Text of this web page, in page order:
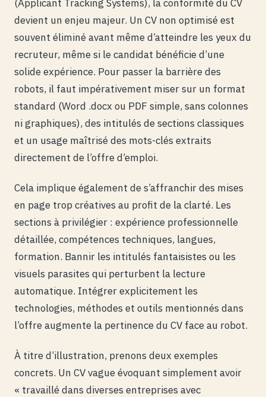
(Applicant Tracking Systems), la conformité du CV
devient un enjeu majeur. Un CV non optimisé est
souvent éliminé avant même d’atteindre les yeux du
recruteur, même si le candidat bénéficie d’une
solide expérience. Pour passer la barrière des
robots, il faut impérativement miser sur un format
standard (Word .docx ou PDF simple, sans colonnes
ni graphiques), des intitulés de sections classiques
et un usage maîtrisé des mots-clés extraits
directement de l’offre d’emploi.
Cela implique également de s’affranchir des mises
en page trop créatives au profit de la clarté. Les
sections à privilégier : expérience professionnelle
détaillée, compétences techniques, langues,
formation. Bannir les intitulés fantaisistes ou les
visuels parasites qui perturbent la lecture
automatique. Intégrer explicitement les
technologies, méthodes et outils mentionnés dans
l’offre augmente la pertinence du CV face au robot.
À titre d’illustration, prenons deux exemples
concrets. Un CV vague évoquant simplement avoir
« travaillé dans diverses entreprises avec